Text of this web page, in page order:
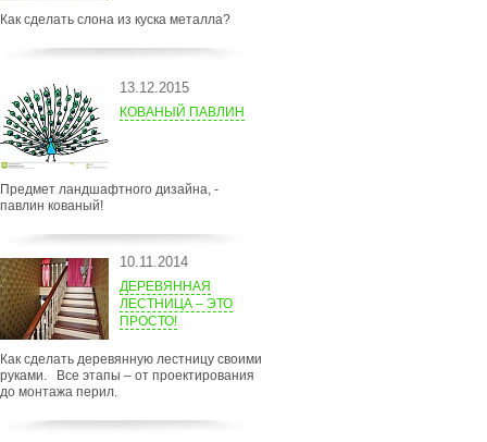
Как сделать слона из куска металла?
13.12.2015
КОВАНЫЙ ПАВЛИН
Предмет ландшафтного дизайна, -
павлин кованый!
10.11.2014
ДЕРЕВЯННАЯ
ЛЕСТНИЦА – ЭТО
ПРОСТО!
Как сделать деревянную лестницу своими
руками. Все этапы – от проектирования
до монтажа перил.